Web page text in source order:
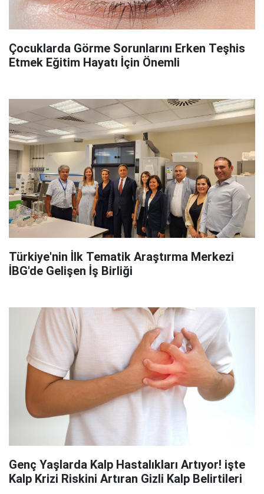
Çocuklarda Görme Sorunlarını Erken Teşhis
Etmek Eğitim Hayatı İçin Önemli
Türkiye'nin İlk Tematik Araştırma Merkezi
İBG'de Gelişen İş Birliği
Genç Yaşlarda Kalp Hastalıkları Artıyor! işte
Kalp Krizi Riskini Artıran Gizli Kalp Belirtileri